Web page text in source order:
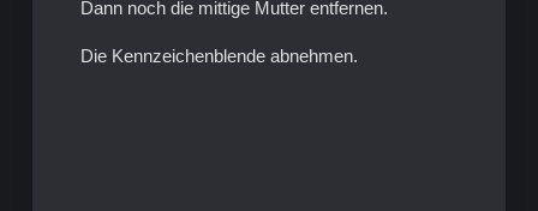
Dann noch die mittige Mutter entfernen.
Die Kennzeichenblende abnehmen.